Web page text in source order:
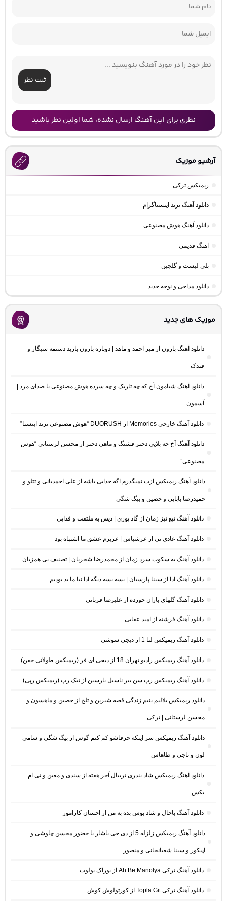
ثبت نظر
نظری برای این آهنگ ارسال نشده، شما اولین نظر باشید
آرشیو موزیک
ریمیکس ترکی
دانلود آهنگ ترند اینستاگرام
دانلود آهنگ هوش مصنوعی
اهنگ قدیمی
پلی لیست و گلچین
دانلود مداحی و نوحه جدید
موزیک های جدید
دانلود آهنگ بارون از میر احمد و ماهد | دوباره بارون بارید دستمه سیگار و
فندک
دانلود آهنگ شبامون آخ که چه تاریک و چه سرده هوش مصنوعی با صدای مرد |
آسمون
دانلود آهنگ خارجی Memories از DUORUSH “هوش مصنوعی ترند اینستا”
دانلود آهنگ آخ چه بلایی دختر قشنگ و ماهی دختر از محسن لرستانی “هوش
مصنوعی”
دانلود آهنگ ریمیکس ازت نمیگذرم اگه خدایی باشه از علی احمدیانی و تتلو و
حمیدرضا بابایی و حصین و بیگ شگی
دانلود آهنگ تیغ تیز زمان از گاد پوری | دیس به ملتفت و فدایی
دانلود آهنگ عادی نی از عرشیاس | عزیزم عشق ما اشتباه بود
دانلود آهنگ به سکوت سرد زمان از محمدرضا شجریان | تصنیف بی همزبان
دانلود آهنگ ادا از سینا پارسیان | بسه بسه دیگه ادا نیا ما بد بودیم
دانلود آهنگ گلهای باران خورده از علیرضا قربانی
دانلود آهنگ فرشته از امید عقابی
دانلود آهنگ ریمیکس لنا 1 از دیجی سوشی
دانلود آهنگ ریمیکس رادیو تهران 18 از دیجی ای فر (ریمیکس طولانی خفن)
دانلود آهنگ ریمیکس رپ سن بیر ناسیل یارسین از تیک رپ (ریمیکس رپی)
دانلود ریمیکس بلالیم بنیم زندگی قصه شیرین و تلخ از حصین و ماهسون و
محسن لرستانی | ترکی
دانلود آهنگ ریمیکس سر اینکه حرفاشو کم کنم گوش از بیگ شگی و سامی
لون و ناجی و طاهاس
دانلود آهنگ ریمیکس شاد بندری تریبال آخر هفته از سندی و معین و تی ام
بکس
دانلود آهنگ باحال و شاد بوس بده به من از احسان کاراموز
دانلود آهنگ ریمیکس زلزله 5 از دی جی یاشار با حضور محسن چاوشی و
اپیکور و سینا شعبانخانی و منصور
دانلود آهنگ ترکی Ah Be Manolya از بوراک بولوت
دانلود آهنگ ترکی Topla Git از کورتولوش کوش